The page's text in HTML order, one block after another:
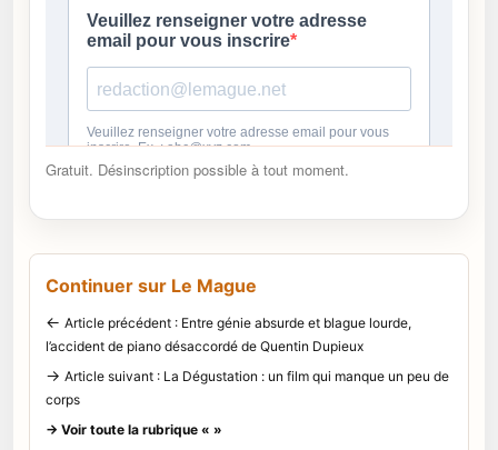
Gratuit. Désinscription possible à tout moment.
Continuer sur Le Mague
← Article précédent : Entre génie absurde et blague lourde,
l’accident de piano désaccordé de Quentin Dupieux
→ Article suivant : La Dégustation : un film qui manque un peu de
corps
→ Voir toute la rubrique « »